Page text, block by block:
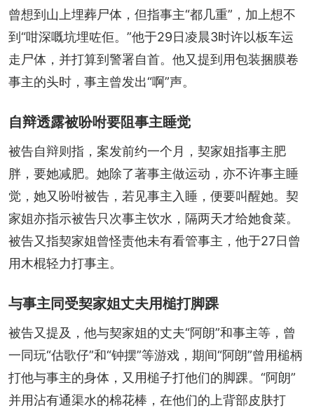
曾想到山上埋葬尸体，但指事主“都几重”，加上想不
到“咁深嘅坑埋咗佢。”他于29日凌晨3时许以板车运
走尸体，并打算到警署自首。他又提到用包装捆膜卷
事主的头时，事主曾发出“啊”声。
自辩透露被吩咐要阻事主睡觉
被告自辩则指，案发前约一个月，契家姐指事主肥
胖，要她减肥。她除了著事主做运动，亦不许事主睡
觉，她又吩咐被告，若见事主入睡，便要叫醒她。契
家姐亦指示被告只次事主饮水，隔两天才给她食菜。
被告又指契家姐曾怪责他未有看管事主，他于27日曾
用木棍轻力打事主。
与事主同受契家姐丈夫用槌打脚踝
被告又提及，他与契家姐的丈夫“阿朗”和事主等，曾
一同玩“估歌仔”和“钟摆”等游戏，期间“阿朗”曾用槌柄
打他与事主的身体，又用槌子打他们的脚踝。“阿朗”
并用沾有通渠水的棉花棒，在他们的上背部皮肤打